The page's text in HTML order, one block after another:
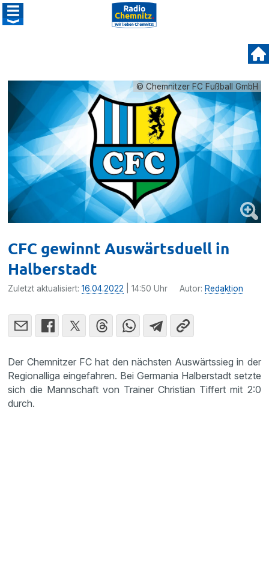
© Chemnitzer FC Fußball GmbH
CFC gewinnt Auswärtsduell in
Halberstadt
Zuletzt aktualisiert:16.04.2022 | 14:50 Uhr Autor: Redaktion
Der Chemnitzer FC hat den nächsten Auswärtssieg in der
Regionalliga eingefahren. Bei Germania Halberstadt setzte
sich die Mannschaft von Trainer Christian Tiffert mit 2:0
durch.